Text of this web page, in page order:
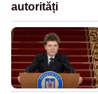
autorități